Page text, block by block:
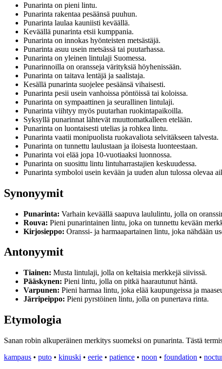
Punarinta on pieni lintu.
Punarinta rakentaa pesäänsä puuhun.
Punarinta laulaa kauniisti keväällä.
Keväällä punarinta etsii kumppania.
Punarinta on innokas hyönteisten metsästäjä.
Punarinta asuu usein metsässä tai puutarhassa.
Punarinta on yleinen lintulaji Suomessa.
Punarinnoilla on oransseja värityksiä höyhenissään.
Punarinta on taitava lentäjä ja saalistaja.
Kesällä punarinta suojelee pesäänsä vihaisesti.
Punarinta pesii usein vanhoissa pöntöissä tai koloissa.
Punarinta on sympaattinen ja seurallinen lintulaji.
Punarinta viihtyy myös puutarhan ruokintapaikoilla.
Syksyllä punarinnat lähtevät muuttomatkalleen etelään.
Punarinta on luontaisesti utelias ja rohkea lintu.
Punarinta vaatii monipuolista ruokavaliota selvitäkseen talvesta.
Punarinta on tunnettu laulustaan ja iloisesta luonteestaan.
Punarinta voi elää jopa 10-vuotiaaksi luonnossa.
Punarinta on suosittu lintu lintuharrastajien keskuudessa.
Punarinta symboloi usein kevään ja uuden alun tulossa olevaa
Synonyymit
Punarinta: Varhain keväällä saapuva laululintu, jolla on
Rouva: Pieni punarintainen lintu, joka on tunnettu kevään
Kirjosieppo: Oranssi- ja harmaapartainen lintu, joka nähdään
Antonyymit
Tiainen: Musta lintulaji, jolla on keltaisia merkkejä siivissä.
Pääskynen: Pieni lintu, jolla on pitkä haarautunut häntä.
Varpunen: Pieni harmaa lintu, joka elää kaupungeissa ja
Järripeippo: Pieni pyrstöinen lintu, jolla on punertava rinta.
Etymologia
Sanan robin alkuperäinen merkitys suomeksi on punarinta. Tästä
kampaus • puto • kinuski • eerie • patience • noon • foundation •